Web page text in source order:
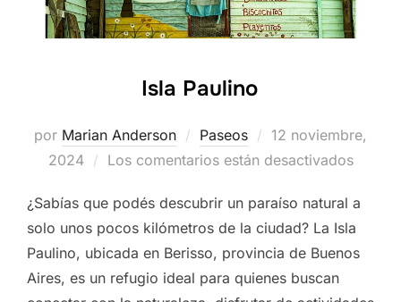
Isla Paulino
por Marian Anderson Paseos
Publicado
el
12 noviembre,
2024
Los comentarios están desactivados
¿Sabías que podés descubrir un paraíso natural a
solo unos pocos kilómetros de la ciudad? La Isla
Paulino, ubicada en Berisso, provincia de Buenos
Aires, es un refugio ideal para quienes buscan